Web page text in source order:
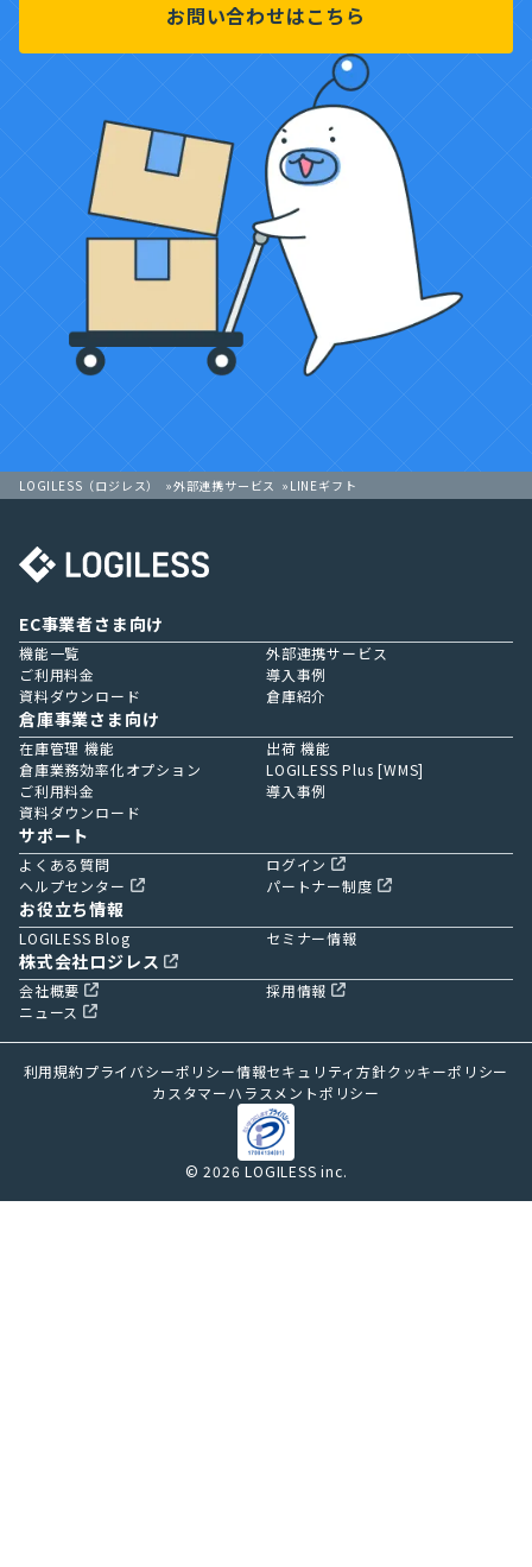
お問い合わせはこちら
LOGILESS（ロジレス） 外部連携サービス LINEギフト
EC事業者さま向け
機能一覧
外部連携サービス
ご利用料金
導入事例
資料ダウンロード
倉庫紹介
倉庫事業さま向け
在庫管理 機能
出荷 機能
倉庫業務効率化オプション
LOGILESS Plus [WMS]
ご利用料金
導入事例
資料ダウンロード
サポート
よくある質問
ログイン
ヘルプセンター
パートナー制度
お役立ち情報
LOGILESS Blog セミナー情報
株式会社ロジレス
会社概要
採用情報
ニュース
利用規約プライバシーポリシー情報セキュリティ方針クッキーポリシー
カスタマーハラスメントポリシー
© 2026 LOGILESS inc.